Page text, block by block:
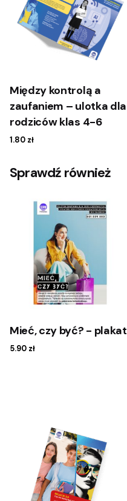
Między kontrolą a
zaufaniem – ulotka dla
rodziców klas 4-6
1.80 zł
Sprawdź również
Mieć, czy być? - plakat
5.90 zł